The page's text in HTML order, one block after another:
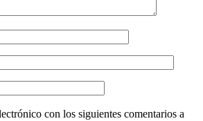
con los siguientes comentarios a